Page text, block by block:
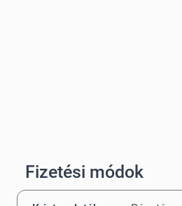
Fizetési módok